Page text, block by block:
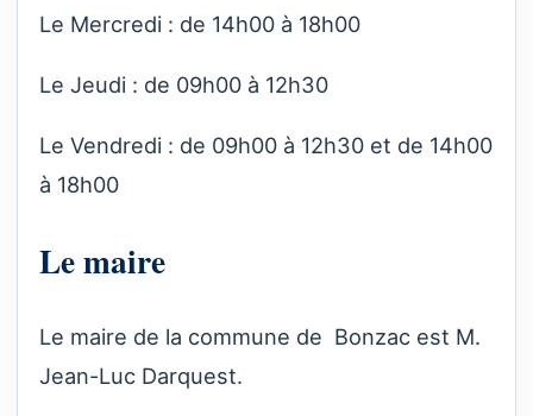
Le Mercredi : de 14h00 à 18h00
Le Jeudi : de 09h00 à 12h30
Le Vendredi : de 09h00 à 12h30 et de 14h00
à 18h00
Le maire
Le maire de la commune de Bonzac est M.
Jean-Luc Darquest.